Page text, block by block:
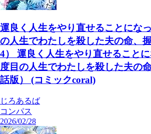
運良く人生をやり直せることにな
の人生でわたしを殺した夫の命、
4） 運良く人生をやり直せること
度目の人生でわたしを殺した夫の
話版） (コミックcoral)
じろあるば
コンパス
2026/02/28